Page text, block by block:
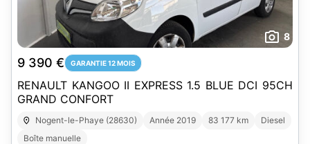
8
9 390 € GARANTIE 12 MOIS
RENAULT KANGOO II EXPRESS 1.5 BLUE DCI 95CH
GRAND CONFORT
Nogent-le-Phaye (28630) Année 2019 83 177 km
Diesel
Boîte manuelle